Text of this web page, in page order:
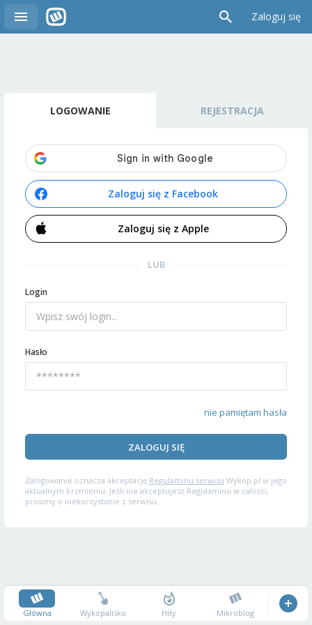
Zaloguj się
LOGOWANIE REJESTRACJA
Zaloguj się z Facebook
Zaloguj się z Apple
LUB
Login
Hasło
nie pamiętam hasła
ZALOGUJ SIĘ
Zalogowanie oznacza akceptację Regulaminu serwisu Wykop.pl w jego
aktualnym brzmieniu. Jeśli nie akceptujesz Regulaminu w całości,
prosimy o niekorzystanie z serwisu.
Główna Wykopalisko Hity Mikroblog